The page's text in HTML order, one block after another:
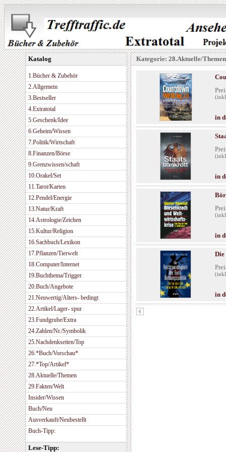
Katalog
1.Bücher & Zubehör
2.Allgemein
3.Bestseller
4.Extratotal
5.Geschenk/Idee
6.Geheim/Wissen
7.Politik/Wirtschaft
8.Finanzen/Börse
9.Grenzwissen/schaft
10.Orakel/Set
11.Tarot/Karten
12.Pendel/Energie
13.Natur/Kraft
14.Astrologie/Zeichen
15.Kultur/Religion
16.Sachbuch/Lexikon
17.Pflanzen/Tierwelt
18.Computer/Internet
19.Buchthema/Trigger
20.Buch/Angebote
21.Neuwertig/Alters- bedingt
22.Artikel/Lager- spur
23.Fundgrube/Extra
24.Zahlen/Nr./Symbolik
25.Nachdenkseiten/Top
26.*Buch/Vorschau*
27.*Top/Artikel*
28.Aktuelle/Themen
29.Fakten/Welt
Insider/Wissen
Buch/Neu
Ausverkauft/Neubestellt
Buch-Tipp:
Lese-Tipp:
Kategorie: 28.Aktuelle/Themen
in
in
in
Die
in